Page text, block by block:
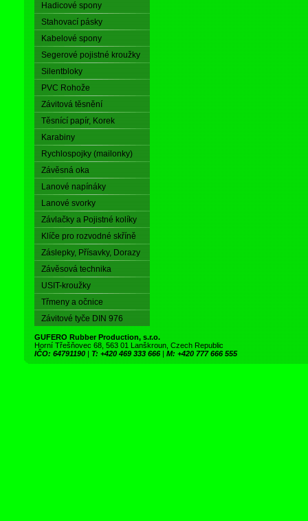
Hadicové spony
Stahovací pásky
Kabelové spony
Segerové pojistné kroužky
Silentbloky
PVC Rohože
Závitová těsnění
Těsnící papír, Korek
Karabiny
Rychlospojky (mailonky)
Závěsná oka
Lanové napínáky
Lanové svorky
Závlačky a Pojistné kolíky
Klíče pro rozvodné skříně
Záslepky, Přísavky, Dorazy
Závěsová technika
USIT-kroužky
Třmeny a očnice
Závitové tyče DIN 976
GUFERO Rubber Production, s.r.o.
Horní Třešňovec 68, 563 01 Lanškroun, Czech Republic
IČO: 64791190 | T: +420 469 333 666 | M: +420 777 666 555